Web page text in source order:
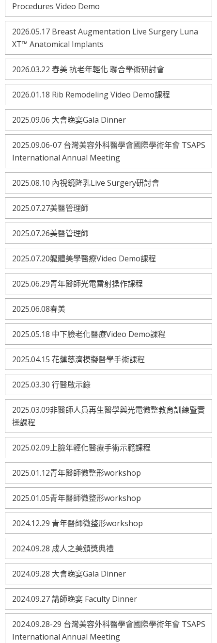
Procedures Video Demo
2026.05.17 Breast Augmentation Live Surgery Luna
XT™ Anatomical Implants
2026.03.22 春美 抗老年輕化 聯合學術研討會
2026.01.18 Rib Remodeling Video Demo課程
2025.09.06 大會晚宴Gala Dinner
2025.09.06-07 台灣美容外科醫學會國際學術年會 TSAPS
International Annual Meeting
2025.08.10 內視鏡隆乳Live Surgery研討會
2025.07.27美醫管理師
2025.07.26美醫管理師
2025.07.20軀體美學醫療Video Demo課程
2025.06.29青年醫師光電雷射操作課程
2025.06.08春美
2025.05.18 中下臉老化醫療Video Demo課程
2025.04.15 花蓮慈濟模擬醫學手術課程
2025.03.30 行醫啟示錄
2025.03.09非醫師人員再生醫學與光電微整教育訓練暨實
操課程
2025.02.09上臉年輕化醫療手術示範課程
2025.01.12青年醫師微整形workshop
2025.01.05青年醫師微整形workshop
2024.12.29 青年醫師微整形workshop
2024.09.28 成人之美頒獎典禮
2024.09.28 大會晚宴Gala Dinner
2024.09.27 講師晚宴 Faculty Dinner
2024.09.28-29 台灣美容外科醫學會國際學術年會 TSAPS
International Annual Meeting